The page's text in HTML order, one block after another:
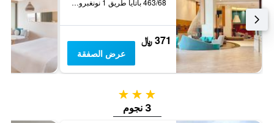
463/68 باتايا طريق 1 نونغبرو بانغلامونغ, باتايا, تايلاند
371 ﷼
عرض الصفقة
3 نجوم
3 نجوم